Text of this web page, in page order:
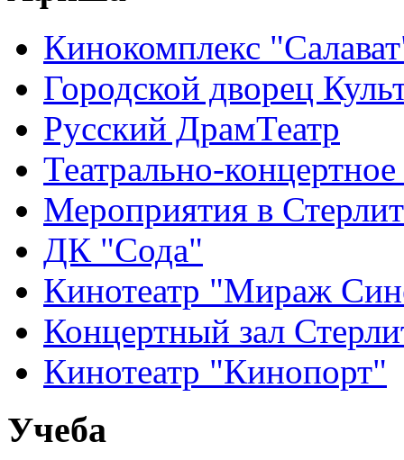
Кинокомплекс
Городской дворец
Русский ДрамТеатр
Театрально-
Мероприятия в
ДК "Сода"
Кинотеатр "Мираж
Концертный зал
Кинотеатр "Кинопорт"
Учеба